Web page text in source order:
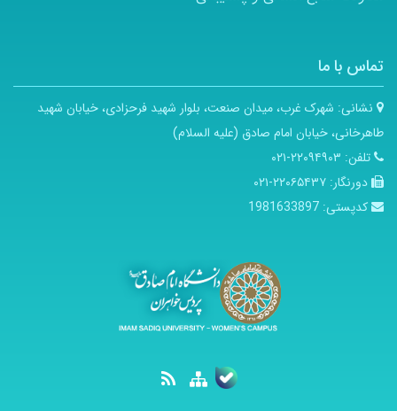
تماس با ما
نشانی: شهرک غرب، میدان صنعت، بلوار شهید فرحزادی، خیابان شهید
طاهرخانی، خیابان امام صادق (علیه السلام)
تلفن: ۲۲۰۹۴۹۰۳-۰۲۱
دورنگار: ۲۲۰۶۵۴۳۷-۰۲۱
کدپستی: 1981633897